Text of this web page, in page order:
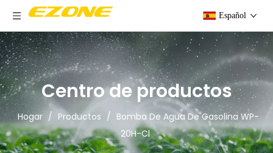
Español
Centro de productos
Hogar / Productos / Bomba De Agua De Gasolina WP-
20H-Cl